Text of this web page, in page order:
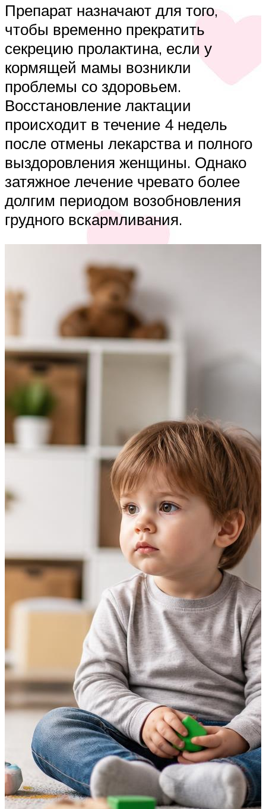
Препарат назначают для того,
чтобы временно прекратить
секрецию пролактина, если у
кормящей мамы возникли
проблемы со здоровьем.
Восстановление лактации
происходит в течение 4 недель
после отмены лекарства и полного
выздоровления женщины. Однако
затяжное лечение чревато более
долгим периодом возобновления
грудного вскармливания.